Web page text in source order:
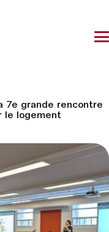
7e grande rencontre
le logement